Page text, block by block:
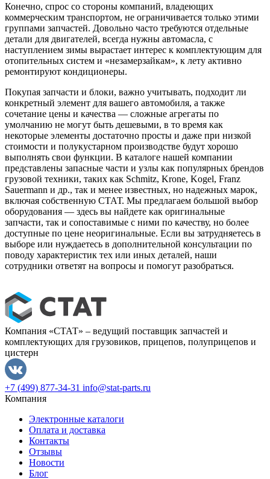
Конечно, спрос со стороны компаний, владеющих
коммерческим транспортом, не ограничивается только этими
группами запчастей. Довольно часто требуются отдельные
детали для двигателей, всегда нужны автомасла, с
наступлением зимы вырастает интерес к комплектующим для
отопительных систем и «незамерзайкам», к лету активно
ремонтируют кондиционеры.
Покупая запчасти и блоки, важно учитывать, подходит ли
конкретный элемент для вашего автомобиля, а также
сочетание цены и качества — сложные агрегаты по
умолчанию не могут быть дешевыми, в то время как
некоторые элементы достаточно просты и даже при низкой
стоимости и полукустарном производстве будут хорошо
выполнять свои функции. В каталоге нашей компании
представлены запасные части и узлы как популярных брендов
грузовой техники, таких как Schmitz, Krone, Kogel, Franz
Sauermann и др., так и менее известных, но надежных марок,
включая собственную СТАТ. Мы предлагаем большой выбор
оборудования — здесь вы найдете как оригинальные
запчасти, так и сопоставимые с ними по качеству, но более
доступные по цене неоригинальные. Если вы затрудняетесь в
выборе или нуждаетесь в дополнительной консультации по
поводу характеристик тех или иных деталей, наши
сотрудники ответят на вопросы и помогут разобраться.
Компания «СТАТ» – ведущий поставщик запчастей и
комплектующих для грузовиков, прицепов, полуприцепов и
цистерн
+7 (499) 877-34-31 info@stat-parts.ru
Компания
Электронные каталоги
Оплата и доставка
Контакты
Отзывы
Новости
Блог